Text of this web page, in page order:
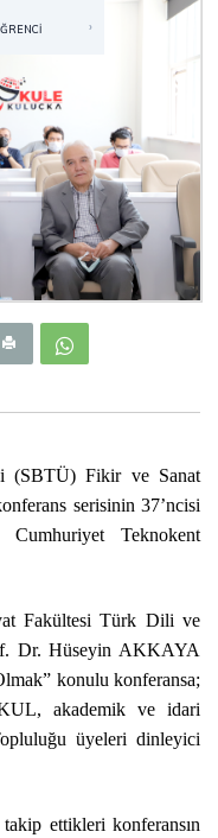
›
(SBTÜ) Fikir ve Sanat
serisinin 37’ncisi
Teknokent
Fakültesi Türk Dili ve
Dr. Hüseyin AKKAYA
konulu konferansa;
akademik ve idari
üyeleri dinleyici
ettikleri konferansın